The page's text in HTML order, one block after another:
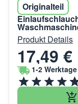
Originalteil
Produkt Details
17,49 €
1-2 Werktage